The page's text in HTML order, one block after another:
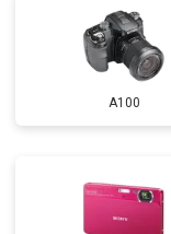
A100